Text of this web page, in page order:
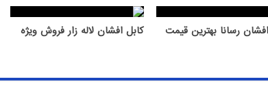
رسانا بهترین قیمت
کابل افشان لاله زار فروش ویژه